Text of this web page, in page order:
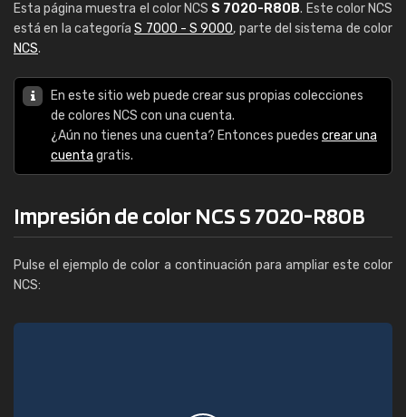
Esta página muestra el color NCS S 7020-R80B. Este color NCS
está en la categoríaS 7000 - S 9000, parte del sistema de color
NCS.
En este sitio web puede crear sus propias colecciones
de colores NCS con una cuenta.
¿Aún no tienes una cuenta? Entonces puedes crear una
cuenta gratis.
Impresión de color NCS S 7020-R80B
Pulse el ejemplo de color a continuación para ampliar este color
NCS: